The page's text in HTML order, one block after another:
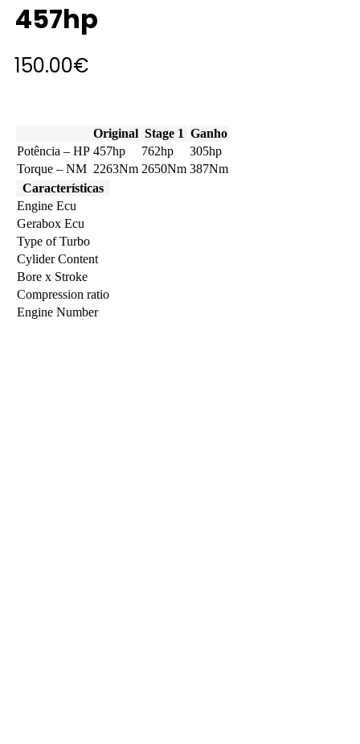
457hp
150.00€
Original Stage 1 Ganho
Potência – HP 457hp 762hp
305hp
Torque – NM 2263Nm 2650Nm 387Nm
Características
Engine Ecu
Gerabox Ecu
Type of Turbo
Cylider Content
Bore x Stroke
Compression ratio
Engine Number